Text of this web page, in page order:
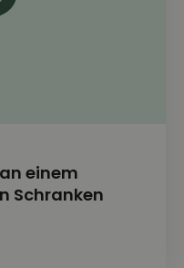
einem
Schranken